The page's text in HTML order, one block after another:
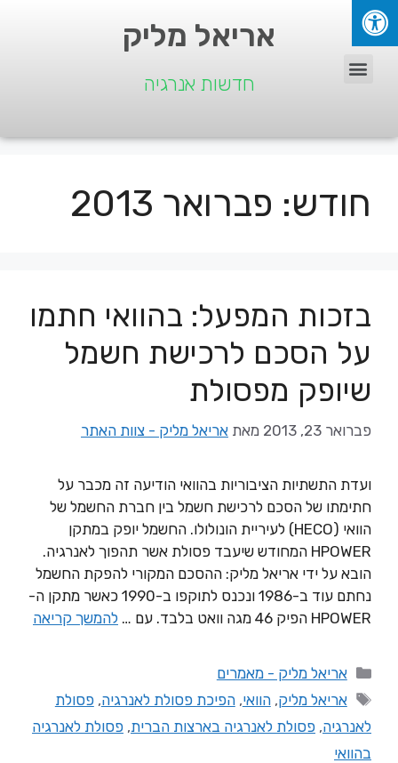
אריאל מליק
חדשות אנרגיה
חודש: פברואר 2013
בזכות המפעל: בהוואי חתמו
על הסכם לרכישת חשמל
שיופק מפסולת
פברואר 23, 2013 מאת אריאל מליק - צוות האתר
ועדת התשתיות הציבוריות בהוואי הודיעה זה מכבר על
חתימתו של הסכם לרכישת חשמל בין חברת החשמל של
הוואי (HECO) לעיריית הונולולו. החשמל יופק במתקן
HPOWER המחודש שיעבד פסולת אשר תהפוך לאנרגיה.
הובא על ידי אריאל מליק: ההסכם המקורי להפקת החשמל
נחתם עוד ב-1986 ונכנס לתוקפו ב-1990 כאשר מתקן ה-
HPOWER הפיק 46 מגה וואט בלבד. עם …
להמשך קריאה
אריאל מליק - מאמרים
אריאל מליק,הוואי,הפיכת פסולת לאנרגיה,פסולת
לאנרגיה, פסולת לאנרגיה בארצות הברית, פסולת לאנרגיה
בהוואי